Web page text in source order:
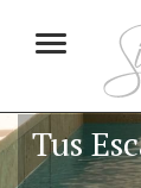
Toggle
navigation
Tus